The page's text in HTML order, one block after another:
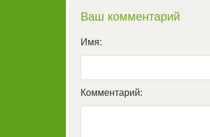
Ваш комментарий
Имя:
Комментарий: